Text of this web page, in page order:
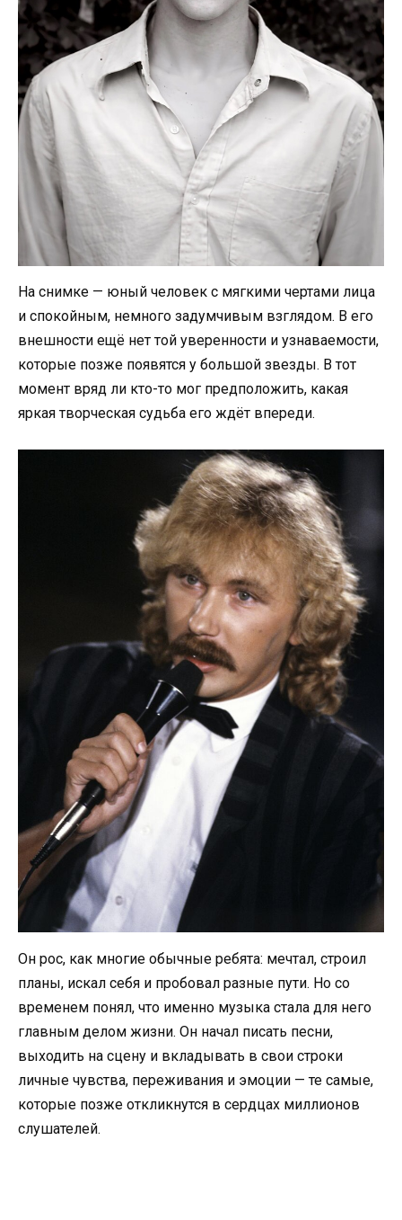
На снимке — юный человек с мягкими чертами лица
и спокойным, немного задумчивым взглядом. В его
внешности ещё нет той уверенности и узнаваемости,
которые позже появятся у большой звезды. В тот
момент вряд ли кто-то мог предположить, какая
яркая творческая судьба его ждёт впереди.
Он рос, как многие обычные ребята: мечтал, строил
планы, искал себя и пробовал разные пути. Но со
временем понял, что именно музыка стала для него
главным делом жизни. Он начал писать песни,
выходить на сцену и вкладывать в свои строки
личные чувства, переживания и эмоции — те самые,
которые позже откликнутся в сердцах миллионов
слушателей.